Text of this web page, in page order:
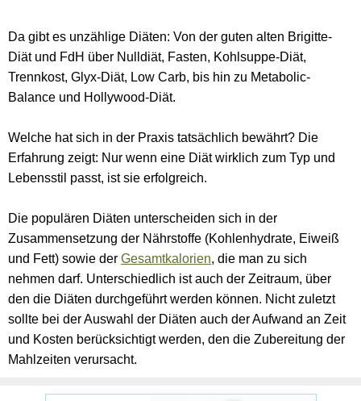
Da gibt es unzählige Diäten: Von der guten alten Brigitte-
Diät und FdH über Nulldiät, Fasten, Kohlsuppe-Diät,
Trennkost, Glyx-Diät, Low Carb, bis hin zu Metabolic-
Balance und Hollywood-Diät.
Welche hat sich in der Praxis tatsächlich bewährt? Die
Erfahrung zeigt: Nur wenn eine Diät wirklich zum Typ und
Lebensstil passt, ist sie erfolgreich.
Die populären Diäten unterscheiden sich in der
Zusammensetzung der Nährstoffe (Kohlenhydrate, Eiweiß
und Fett) sowie der Gesamtkalorien, die man zu sich
nehmen darf. Unterschiedlich ist auch der Zeitraum, über
den die Diäten durchgeführt werden können. Nicht zuletzt
sollte bei der Auswahl der Diäten auch der Aufwand an Zeit
und Kosten berücksichtigt werden, den die Zubereitung der
Mahlzeiten verursacht.